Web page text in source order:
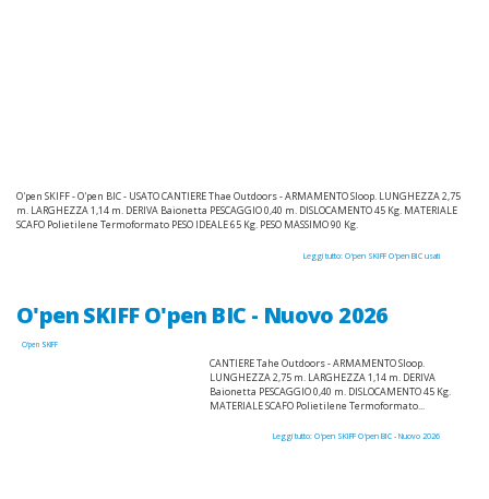
O'pen SKIFF - O'pen BIC - USATO CANTIERE Thae Outdoors - ARMAMENTO Sloop. LUNGHEZZA 2,75
m. LARGHEZZA 1,14 m. DERIVA Baionetta PESCAGGIO 0,40 m. DISLOCAMENTO 45 Kg. MATERIALE
SCAFO Polietilene Termoformato PESO IDEALE 65 Kg. PESO MASSIMO 90 Kg.
Leggi tutto: O'pen SKIFF O'pen BIC usati
O'pen SKIFF O'pen BIC - Nuovo 2026
O'pen SKIFF
CANTIERE Tahe Outdoors - ARMAMENTO Sloop.
LUNGHEZZA 2,75 m. LARGHEZZA 1,14 m. DERIVA
Baionetta PESCAGGIO 0,40 m. DISLOCAMENTO 45 Kg.
MATERIALE SCAFO Polietilene Termoformato...
Leggi tutto: O'pen SKIFF O'pen BIC - Nuovo 2026